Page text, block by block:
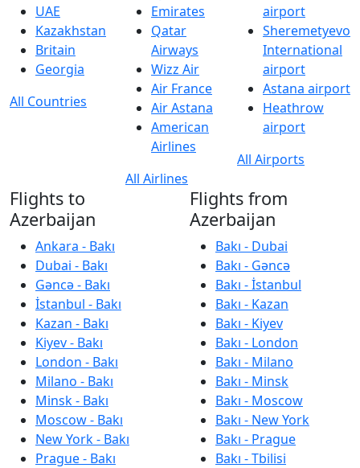
UAE
Kazakhstan
Britain
Georgia
All Countries
Emirates
Qatar
Airways
Wizz Air
Air France
Air Astana
American
Airlines
All Airlines
airport
Sheremetyevo
International
airport
Astana airport
Heathrow
airport
All Airports
Flights to
Azerbaijan
Ankara - Bakı
Dubai - Bakı
Gəncə - Bakı
İstanbul - Bakı
Kazan - Bakı
Kiyev - Bakı
London - Bakı
Milano - Bakı
Minsk - Bakı
Moscow - Bakı
New York - Bakı
Prague - Bakı
Flights from
Azerbaijan
Bakı - Dubai
Bakı - Gəncə
Bakı - İstanbul
Bakı - Kazan
Bakı - Kiyev
Bakı - London
Bakı - Milano
Bakı - Minsk
Bakı - Moscow
Bakı - New York
Bakı - Prague
Bakı - Tbilisi